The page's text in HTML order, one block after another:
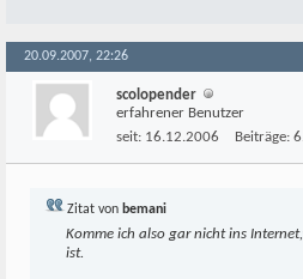
20.09.2007, 22:26
scolopender
erfahrener Benutzer
seit: 16.12.2006 Beiträge:
Zitat von bemani
Komme ich also gar nicht ins
ist.